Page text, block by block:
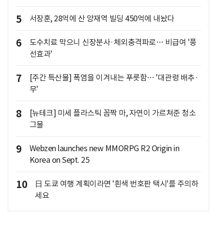
5 서장훈, 28억에 산 양재역 빌딩 450억에 내놨다
6
도수치료 막으니 신장분사·체외충격파로… 비급여 '풍
선효과'
7
[주간 특산물] 폭염을 이겨내는 푸릇함… '대관령 배추·
무'
8
[뉴테크] 미세 플라스틱 꼼짝 마, 자연이 가르쳐준 청소
그물
9
Webzen launches new MMORPG R2 Origin in
Korea on Sept. 25
10
日 도쿄 여행 계획이라면 '흰색 번호판 택시'를 주의하
세요